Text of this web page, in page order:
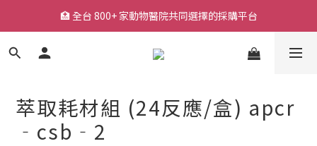
🏥 全台 800+ 家動物醫院共同選擇的採購平台
🏥 全台 800+ 家動物醫院共同選擇的採購平台
🚚 平日下單快速出貨，常用耗材一站採購
🏥 全台 800+ 家動物醫院共同選擇的採購平台
萃取耗材組 (24反應/盒) apcr
‐csb‐2